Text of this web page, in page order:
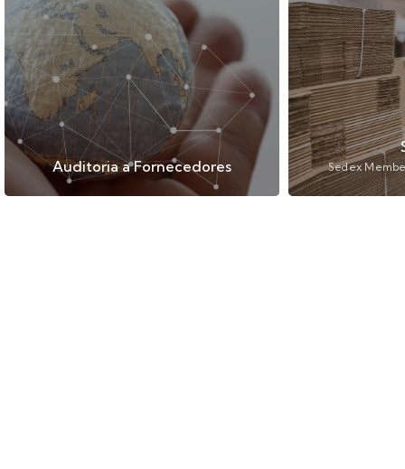
Auditoria a Fornecedores Sedex